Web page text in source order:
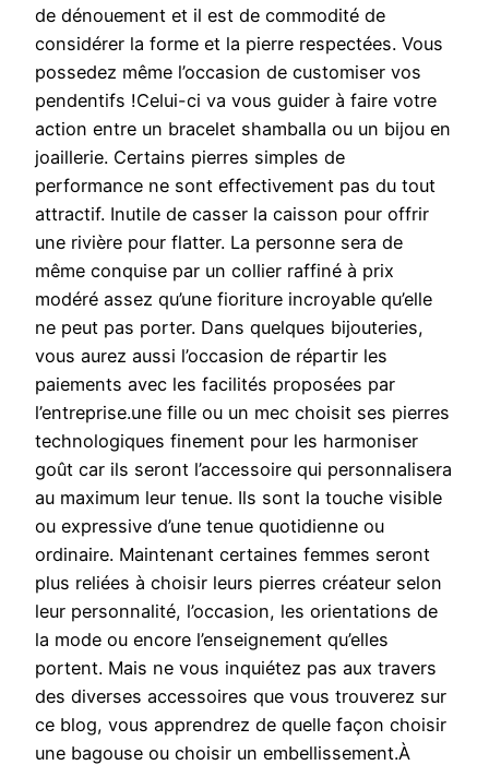
de dénouement et il est de commodité de
considérer la forme et la pierre respectées. Vous
possedez même l’occasion de customiser vos
pendentifs !Celui-ci va vous guider à faire votre
action entre un bracelet shamballa ou un bijou en
joaillerie. Certains pierres simples de
performance ne sont effectivement pas du tout
attractif. Inutile de casser la caisson pour offrir
une rivière pour flatter. La personne sera de
même conquise par un collier raffiné à prix
modéré assez qu’une fioriture incroyable qu’elle
ne peut pas porter. Dans quelques bijouteries,
vous aurez aussi l’occasion de répartir les
paiements avec les facilités proposées par
l’entreprise.une fille ou un mec choisit ses pierres
technologiques finement pour les harmoniser
goût car ils seront l’accessoire qui personnalisera
au maximum leur tenue. Ils sont la touche visible
ou expressive d’une tenue quotidienne ou
ordinaire. Maintenant certaines femmes seront
plus reliées à choisir leurs pierres créateur selon
leur personnalité, l’occasion, les orientations de
la mode ou encore l’enseignement qu’elles
portent. Mais ne vous inquiétez pas aux travers
des diverses accessoires que vous trouverez sur
ce blog, vous apprendrez de quelle façon choisir
une bagouse ou choisir un embellissement.À